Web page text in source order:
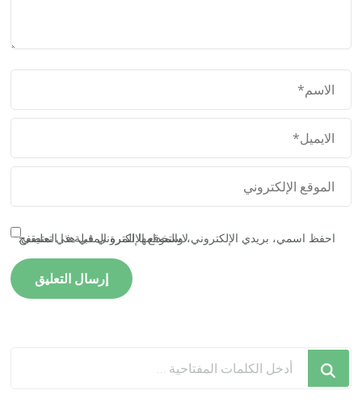
احفظ اسمي، بريدي الإلكتروني، والموقع الإلكتروني في هذا المتصفح لاستخدامها المرة المقبلة في تعليقي.
تبحث